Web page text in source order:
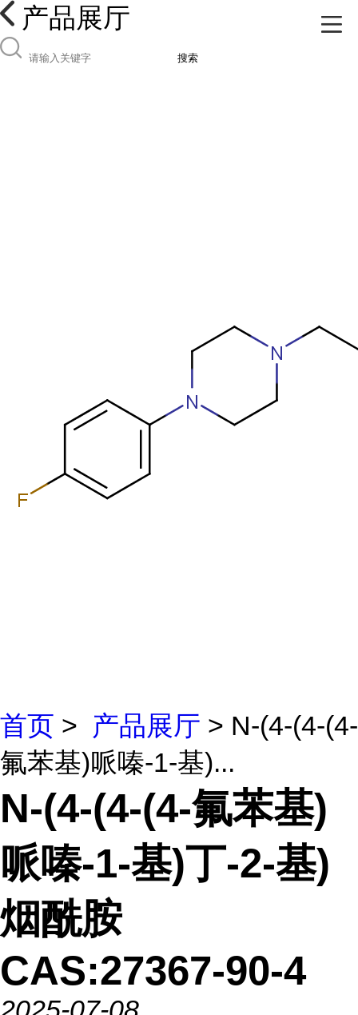
产品展厅
搜索
首页 > 产品展厅 > N-(4-(4-(4-
氟苯基)哌嗪-1-基)...
N-(4-(4-(4-氟苯基)
哌嗪-1-基)丁-2-基)
烟酰胺
CAS:27367-90-4